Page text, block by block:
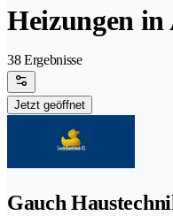
Heizungen in
38 Ergebnisse
Jetzt geöffnet
Gauch